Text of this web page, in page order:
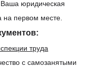
. Ваша юридическая
на первом месте.
труда
с самозанятыми